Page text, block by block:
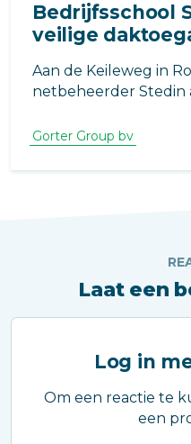
Bedrijfsschool
veilige
Aan de Keileweg in
netbeheerder Stedin
personeel. Het
Coare Architectuur
gerealiseerd door
Gorter Group bv
Laat een
Log in
Om een reactie te
een